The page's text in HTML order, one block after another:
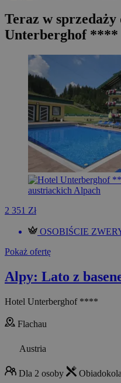
Teraz w sprzedaży
Unterberghof ****
2 351 Zł
OSOBIŚCIE
Pokaż ofertę
Alpy: Lato z
Hotel Unterberghof ****
Flachau
Austria
Dla 2 osoby